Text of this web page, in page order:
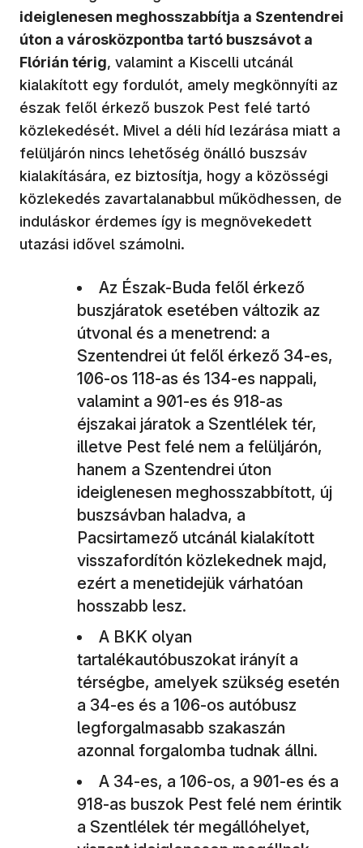
ideiglenesen meghosszabbítja a Szentendrei
úton a városközpontba tartó buszsávot a
Flórián térig, valamint a Kiscelli utcánál
kialakított egy fordulót, amely megkönnyíti az
észak felől érkező buszok Pest felé tartó
közlekedését. Mivel a déli híd lezárása miatt a
felüljárón nincs lehetőség önálló buszsáv
kialakítására, ez biztosítja, hogy a közösségi
közlekedés zavartalanabbul működhessen, de
induláskor érdemes így is megnövekedett
utazási idővel számolni.
Az Észak-Buda felől érkező
buszjáratok esetében változik az
útvonal és a menetrend: a
Szentendrei út felől érkező 34-es,
106-os 118-as és 134-es nappali,
valamint a 901-es és 918-as
éjszakai járatok a Szentlélek tér,
illetve Pest felé nem a felüljárón,
hanem a Szentendrei úton
ideiglenesen meghosszabbított, új
buszsávban haladva, a
Pacsirtamező utcánál kialakított
visszafordítón közlekednek majd,
ezért a menetidejük várhatóan
hosszabb lesz.
A BKK olyan
tartalékautóbuszokat irányít a
térségbe, amelyek szükség esetén
a 34-es és a 106-os autóbusz
legforgalmasabb szakaszán
azonnal forgalomba tudnak állni.
A 34-es, a 106-os, a 901-es és a
918-as buszok Pest felé nem érintik
a Szentlélek tér megállóhelyet,